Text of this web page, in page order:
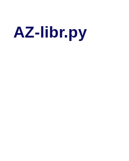
AZ-libr.ру